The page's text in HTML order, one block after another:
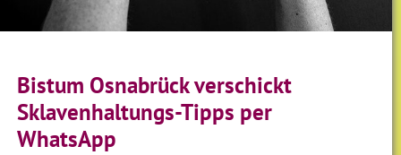
Bistum Osnabrück verschickt
Sklavenhaltungs-Tipps per
WhatsApp